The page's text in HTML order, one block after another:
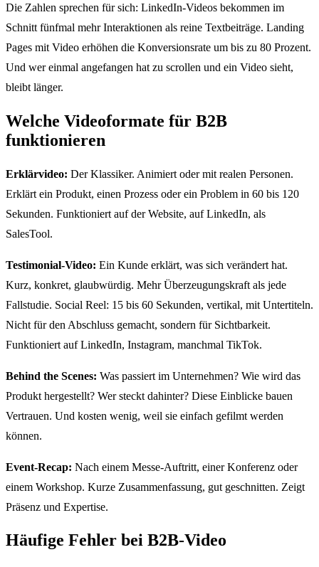
Die Zahlen sprechen für sich: LinkedIn-Videos bekommen im
Schnitt fünfmal mehr Interaktionen als reine Textbeiträge. Landing
Pages mit Video erhöhen die Konversionsrate um bis zu 80 Prozent.
Und wer einmal angefangen hat zu scrollen und ein Video sieht,
bleibt länger.
Welche Videoformate für B2B
funktionieren
Erklärvideo: Der Klassiker. Animiert oder mit realen Personen.
Erklärt ein Produkt, einen Prozess oder ein Problem in 60 bis 120
Sekunden. Funktioniert auf der Website, auf LinkedIn, als
SalesTool.
Testimonial-Video: Ein Kunde erklärt, was sich verändert hat.
Kurz, konkret, glaubwürdig. Mehr Überzeugungskraft als jede
Fallstudie. Social Reel: 15 bis 60 Sekunden, vertikal, mit Untertiteln.
Nicht für den Abschluss gemacht, sondern für Sichtbarkeit.
Funktioniert auf LinkedIn, Instagram, manchmal TikTok.
Behind the Scenes: Was passiert im Unternehmen? Wie wird das
Produkt hergestellt? Wer steckt dahinter? Diese Einblicke bauen
Vertrauen. Und kosten wenig, weil sie einfach gefilmt werden
können.
Event-Recap: Nach einem Messe-Auftritt, einer Konferenz oder
einem Workshop. Kurze Zusammenfassung, gut geschnitten. Zeigt
Präsenz und Expertise.
Häufige Fehler bei B2B-Video